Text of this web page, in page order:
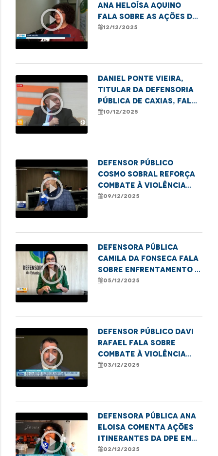
play_circle_outline
Ana Heloísa Aquino
fala sobre as ações de
combate ao sub-
12/12/2025
play_circle_outline
Daniel Ponte Vieira,
titular da Defensoria
Pública de Caxias, fala
sobre a semana de
10/12/2025
play_circle_outline
Defensor Público
Cosmo Sobral reforça
combate à violência
contra idosos no
09/12/2025
play_circle_outline
Defensora Pública
Camila da Fonseca fala
sobre enfrentamento à
pornografia infantil
05/12/2025
play_circle_outline
Defensor Público Davi
Rafael fala sobre
combate à violência
contra crianças e
03/12/2025
play_circle_outline
Defensora pública Ana
Eloisa comenta ações
itinerantes da DPE em
Imperatriz
02/12/2025